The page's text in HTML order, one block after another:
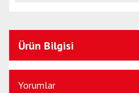
Ürün Bilgisi
Yorumlar